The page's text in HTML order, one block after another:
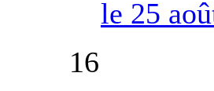
le 25
16